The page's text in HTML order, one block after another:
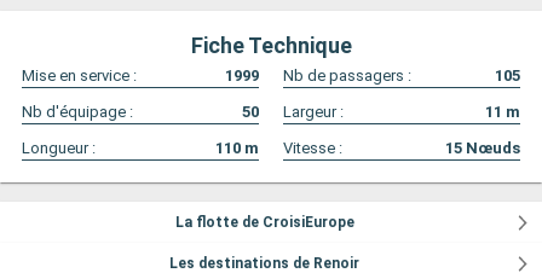
Fiche Technique
Mise en service : 1999 Nb de passagers :
105
Nb d'équipage :
50 Largeur : 11 m
Longueur :
110 m Vitesse : 15 Nœuds
La flotte de CroisiEurope
Les destinations de Renoir